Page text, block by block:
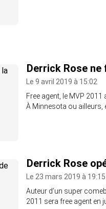
Derrick Rose
Le 9 avril 2019 à 15:02
Free agent, le MVP
À Minnesota ou ailleurs,
Derrick Rose
Le 23 mars 2019 à 19:15
Auteur d’un super
2011 sera free agent en